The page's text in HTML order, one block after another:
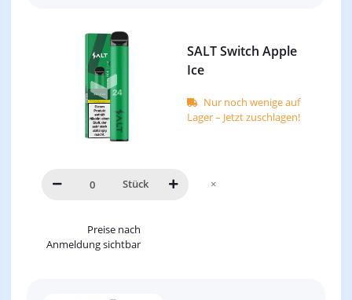
SALT Switch Apple
Ice
Nur noch wenige auf
Lager – Jetzt zuschlagen!
Stück ×
Preise nach
Anmeldung sichtbar